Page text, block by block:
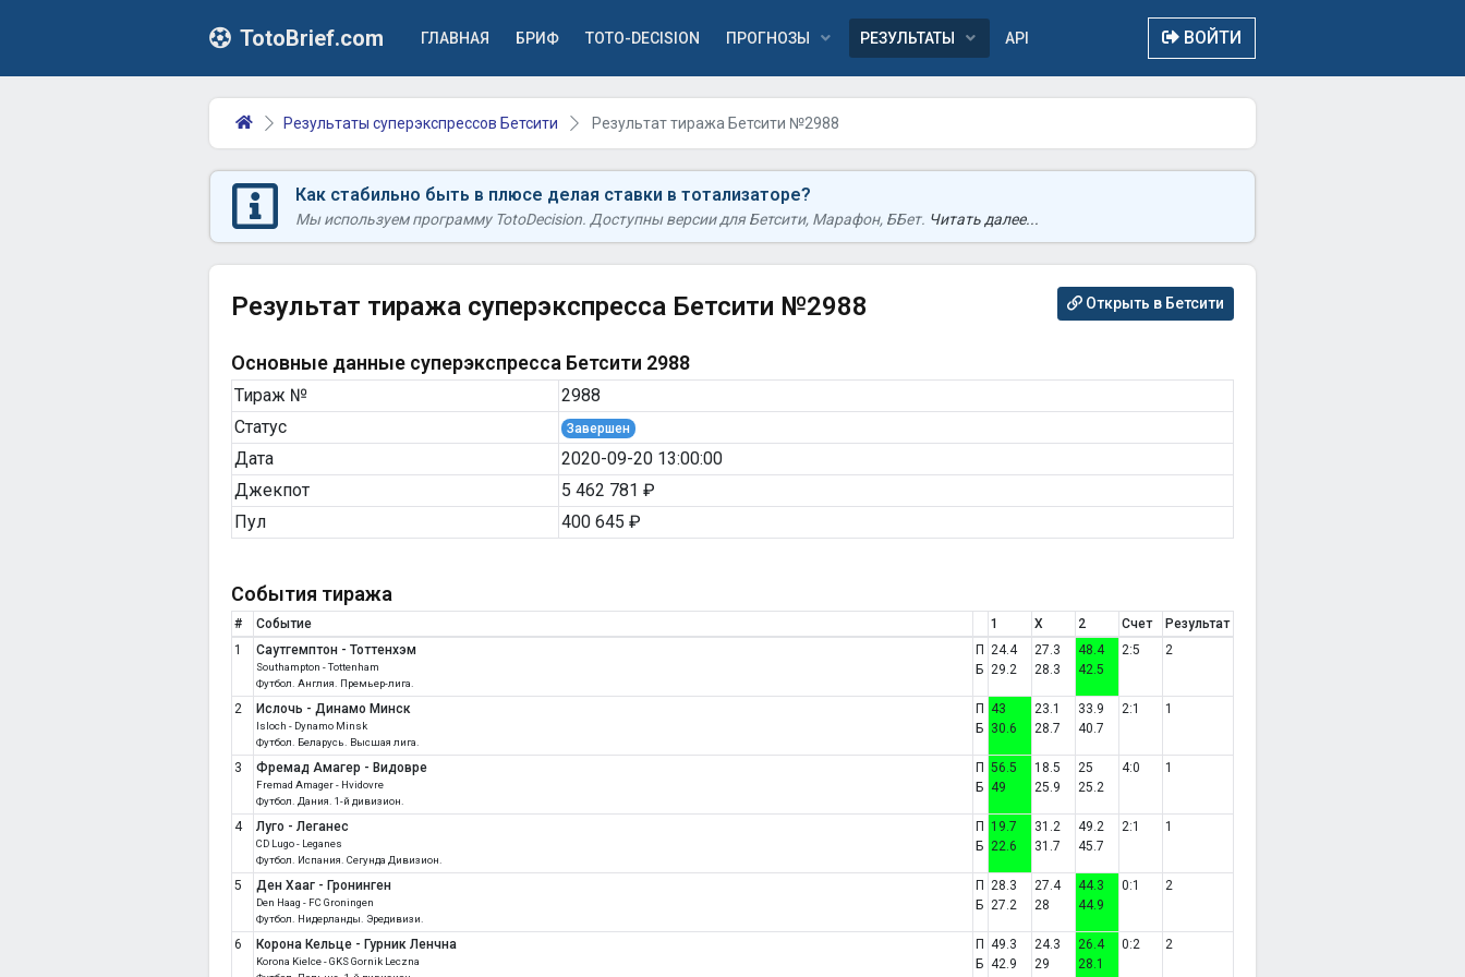
TotoBrief.com ГЛАВНАЯ БРИФ TOTO-DECISION ПРОГНОЗЫ РЕЗУЛЬТАТЫ API ВОЙТИ
Результаты суперэкспрессов Бетсити Результат тиража Бетсити №2988
Как стабильно быть в плюсе делая ставки в тотализаторе?
Мы используем программу TotoDecision. Доступны версии для Бетсити, Марафон, ББет. Читать далее...
Результат тиража суперэкспресса Бетсити №2988 Открыть в Бетсити
Основные данные суперэкспресса Бетсити 2988
Тираж №
2988
Статус
Завершен
Дата
2020-09-20 13:00:00
Джекпот
5 462 781 ₽
Пул
400 645 ₽
События тиража
# Событие 1 X 2 Счет
Результат
1
Саутгемптон - Тоттенхэм
Southampton - Tottenham
Футбол. Англия. Премьер-лига.
П
Б
24.4
29.2
27.3
28.3
48.4
42.5
2:5 2
2 Ислочь - Динамо Минск
Isloch - Dynamo Minsk
Футбол. Беларусь. Высшая лига.
П
Б
43
30.6
23.1
28.7
33.9
40.7
2:1 1
3 Фремад Амагер - Видовре
Fremad Amager - Hvidovre
Футбол. Дания. 1-й дивизион.
П
Б
56.5
49
18.5
25.9
25
25.2
4:0 1
4 Луго - Леганес
CD Lugo - Leganes
Футбол. Испания. Сегунда Дивизион.
П
Б
19.7
22.6
31.2
31.7
49.2
45.7
2:1 1
5 Ден Хааг - Гронинген
Den Haag - FC Groningen
Футбол. Нидерланды. Эредивизи.
П
Б
28.3
27.2
27.4
28
44.3
44.9
0:1 2
6 Корона Кельце - Гурник Ленчна
Korona Kielce - GKS Gornik Leczna
П
Б
49.3
42.9
24.3
29
26.4
28.1
0:2 2